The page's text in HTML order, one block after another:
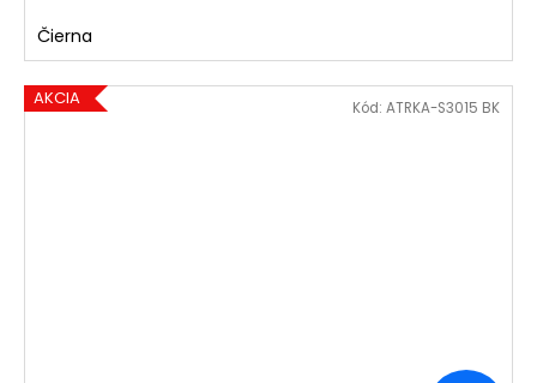
Čierna
AKCIA Kód: ATRKA-S3015 BK